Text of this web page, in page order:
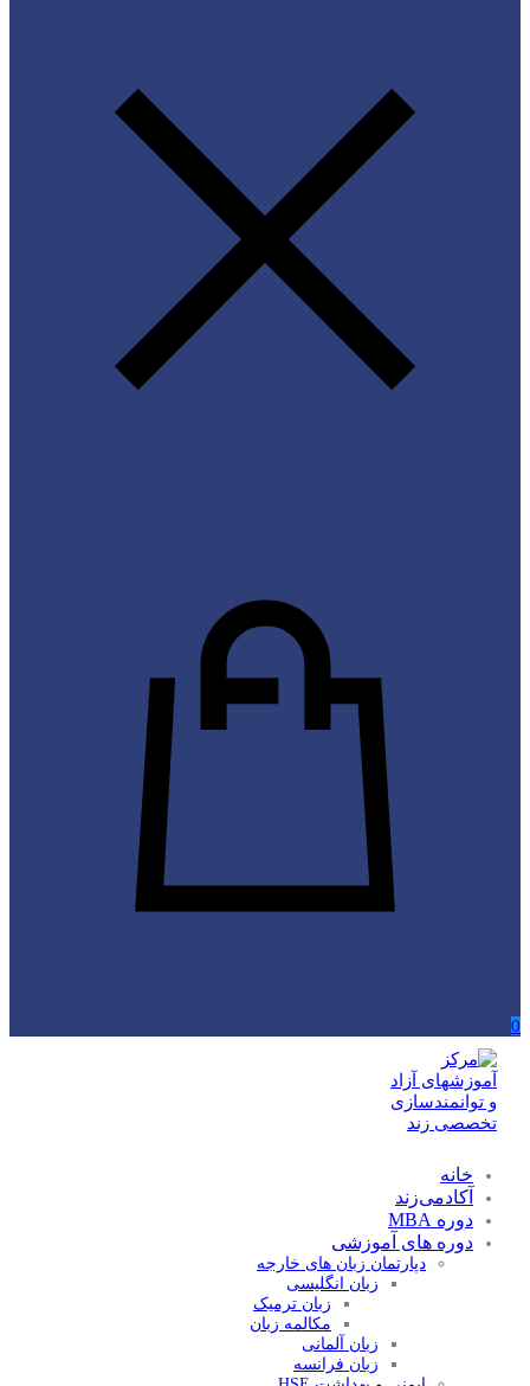
0
خانه
آکادمی‌زند
دوره MBA
دوره های آموزشی
دپارتمان زبان های خارجه
زبان انگلیسی
زبان ترمیک
مکالمه زبان
زبان آلمانی
زبان فرانسه